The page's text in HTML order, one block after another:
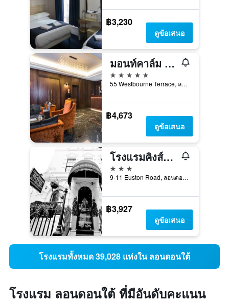
฿3,230
ดูข้อเสนอ
มอนท์คาล์ม ชิลเวิร์ธ ทาวน์เฮาส์, แพดดิงตัน
5 ดาว
55 Westbourne Terrace, ลอนดอน, สหราชอาณาจักร
฿4,673
ดูข้อเสนอ
โรงแรมคิงส์ครอส อินน์
3 ดาว
9-11 Euston Road, ลอนดอน, สหราชอาณาจักร
฿3,927
ดูข้อเสนอ
โรงแรมทั้งหมด 39,028 แห่งใน ลอนดอนใต้
โรงแรม ลอนดอนใต้ ที่มีอันดับคะแนน